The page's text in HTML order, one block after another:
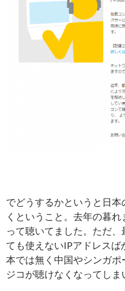
でどうするかというと日
くということ。去年の暮
って聴いてました。ただ
ても使えないIPアドレス
本では無く中国やシンガ
ジコが聴けなくなってしま